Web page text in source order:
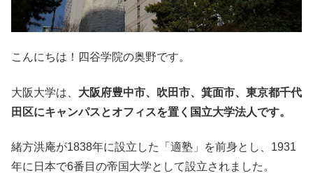
こんにちは！四谷学院の奥野です。
大阪大学は、 大阪府豊中市、吹田市、箕面市、東京都千代
田区にキャンパスとオフィスを置く国立大学法人です。
緒方洪庵が1838年に設立した「適塾」を前身とし、1931
年に日本で6番目の帝国大学として設立されました。